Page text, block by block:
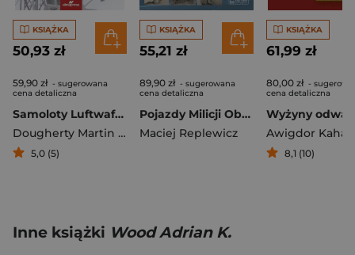
KSIĄŻKA
50,93 zł
59,90 zł - sugerowana
cena detaliczna
Samoloty Luftwaffe. Tom 1
Dougherty Martin J.
Martek J. Murawski
5,0 (5)
KSIĄŻKA
55,21 zł
89,90 zł - sugerowana
cena detaliczna
Pojazdy Milicji Obywatelskiej i Bezpieki 1944-1990
Maciej Replewicz
KSIĄŻKA
61,99 zł
80,00 zł -
cena detaliczna
Wyżyny
Awigdor
8,1 (10)
Inne książki Wood Adrian K.